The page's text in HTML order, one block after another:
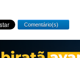
Comentário(s)